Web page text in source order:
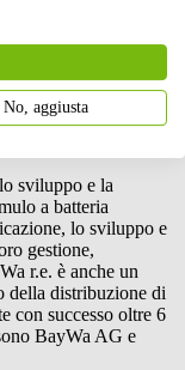
sviluppo e la
a batteria
lo sviluppo e
gestione,
r.e. è anche un
della distribuzione di
con successo oltre 6
BayWa AG e
No, aggiusta